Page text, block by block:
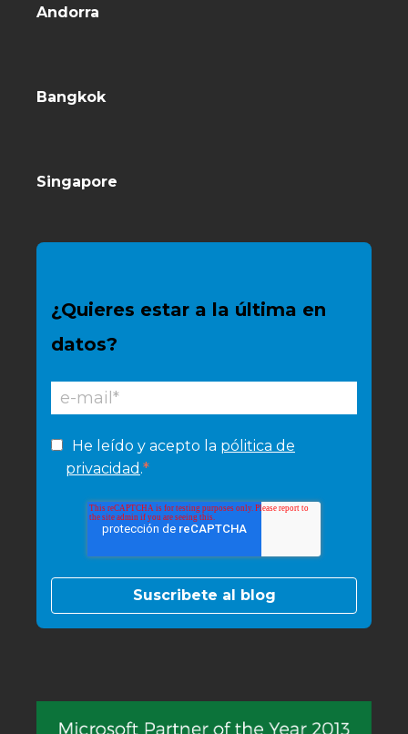
Andorra
Bangkok
Singapore
¿Quieres estar a la última en
datos?
He leído y acepto la pólitica de
privacidad .*